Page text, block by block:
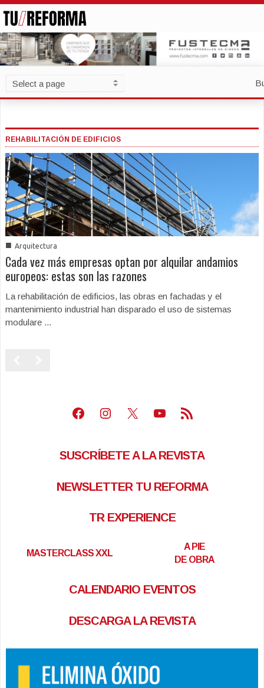
REHABILITACIÓN DE EDIFICIOS
■ Arquitectura
Cada vez más empresas optan por alquilar andamios
europeos: estas son las razones
La rehabilitación de edificios, las obras en fachadas y el
mantenimiento industrial han disparado el uso de sistemas
modulare ...
Facebook
Instagram
X Youtube
Feed RSS
SUSCRÍBETE A LA REVISTA
NEWSLETTER TU REFORMA
TR EXPERIENCE
MASTERCLASS XXL
A PIE
DE OBRA
CALENDARIO EVENTOS
DESCARGA LA REVISTA